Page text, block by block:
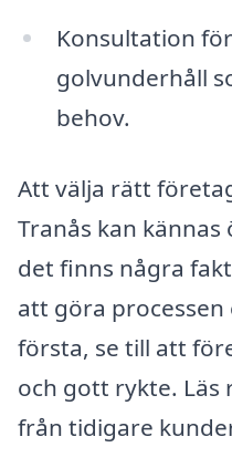
Konsultation
golvunderhåll
behov.
Att välja rätt
Tranås kan
det finns några
att göra processen
första, se till att
och gott rykte. Läs
från tidigare